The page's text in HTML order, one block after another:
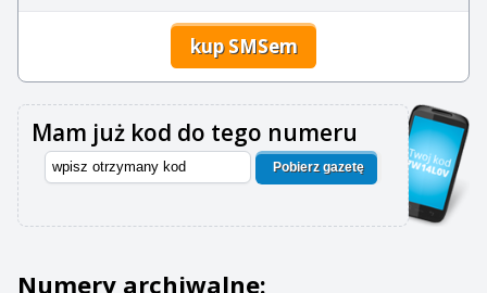
kup SMSem
Mam już kod do tego numeru
Pobierz gazetę
Numery archiwalne: